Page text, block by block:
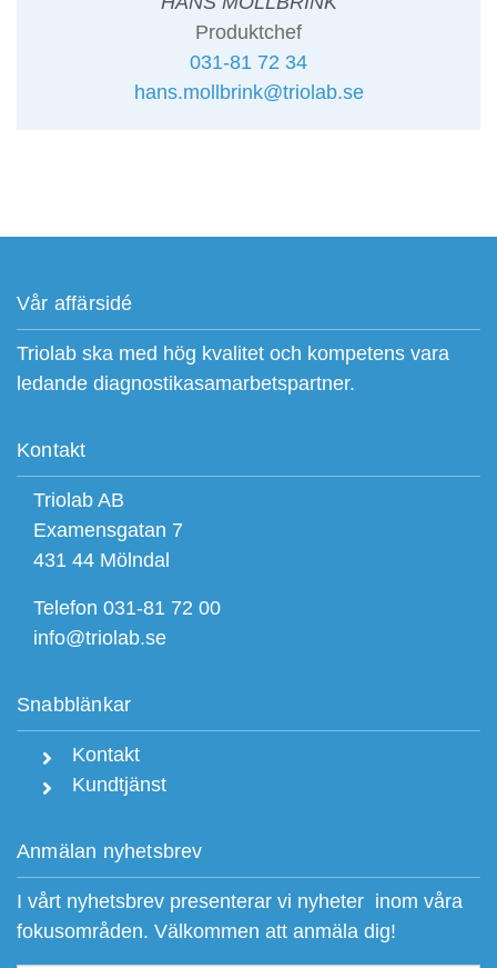
Produktchef
031-81 72 34
hans.mollbrink@triolab.se
Vår affärsidé
Triolab ska med hög kvalitet och kompetens vara
ledande diagnostikasamarbetspartner.
Kontakt
Triolab AB
Examensgatan 7
431 44 Mölndal
Telefon 031-81 72 00
info@triolab.se
Snabblänkar
Kontakt
Kundtjänst
Anmälan nyhetsbrev
I vårt nyhetsbrev presenterar vi nyheter inom våra
fokusområden. Välkommen att anmäla dig!